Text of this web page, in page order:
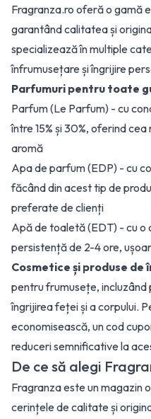
Fragranza.ro oferă o gamă
garantând calitatea și
specializează în multiple
înfrumusețare și îngrijire
Parfumuri pentru toate
Parfum (Le Parfum) - cu
între 15% și 30%, oferind
aromă
Apa de parfum (EDP) - cu
făcând din acest tip de
preferate de clienți
Apă de toaletă (EDT) - cu o
persistență de 2-4 ore,
Cosmetice și produse de
pentru frumusețe, incluzând
îngrijirea feței și a corpului.
economisească, un cod
reduceri semnificative la
De ce să alegi
Fragranza este un magazin
cerințele de calitate și